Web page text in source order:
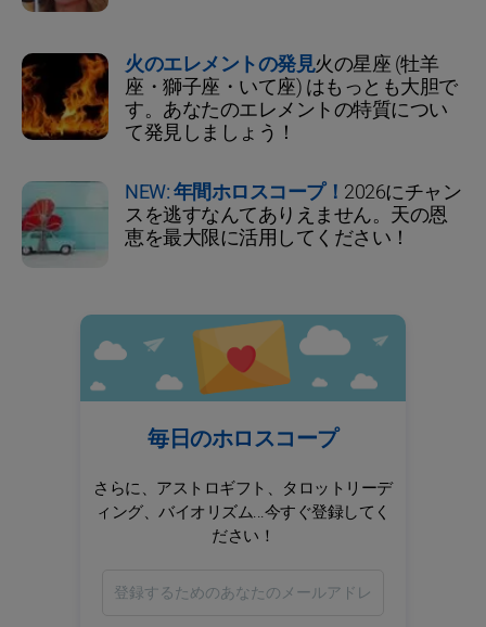
火のエレメントの発見火の星座 (牡羊
座・獅子座・いて座) はもっとも大胆で
す。あなたのエレメントの特質につい
て発見しましょう！
NEW: 年間ホロスコープ！ 2026にチャン
スを逃すなんてありえません。天の恩
恵を最大限に活用してください！
毎日のホロスコープ
さらに、アストロギフト、タロットリーデ
ィング、バイオリズム...今すぐ登録してく
ださい！